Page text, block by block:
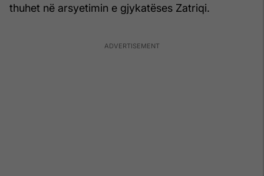
thuhet në arsyetimin e gjykatëses Zatriqi.